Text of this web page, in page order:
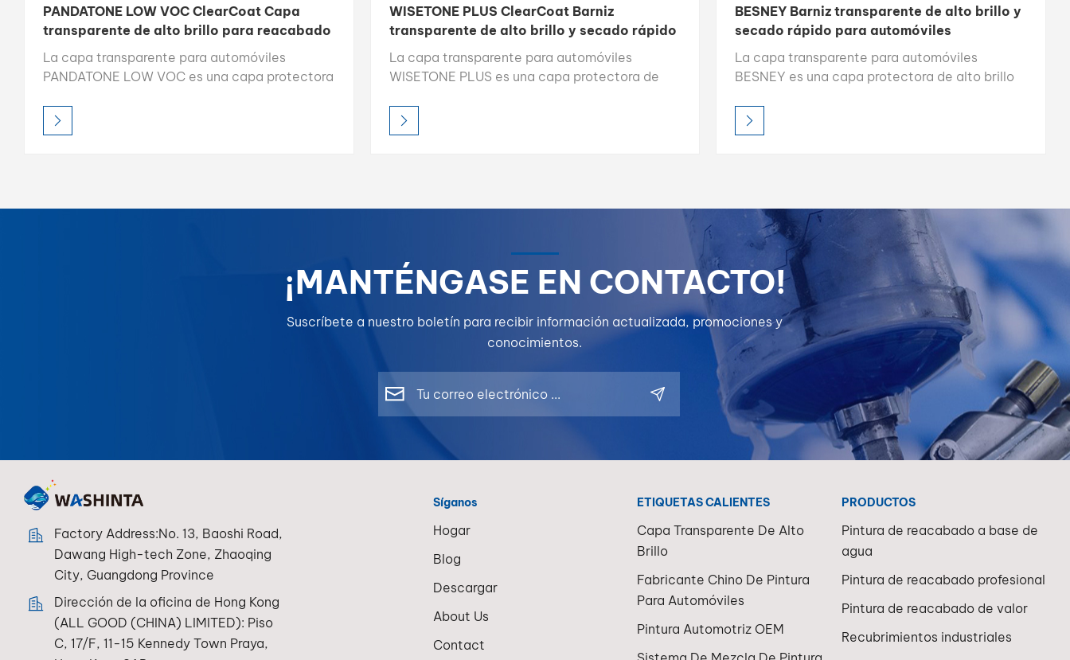
PANDATONE LOW VOC ClearCoat Capa
transparente de alto brillo para reacabado
de automóviles de secado rápido
La capa transparente para automóviles
PANDATONE LOW VOC es una capa protectora
automóvil contra daños al mismo tiempo que
mejora su brillo y se seca rápidamente para
WISETONE PLUS ClearCoat Barniz
transparente de alto brillo y secado rápido
para repintado de automóviles
La capa transparente para automóviles
WISETONE PLUS es una capa protectora de
contra daños al mismo tiempo que mejora su
brillo y se seca rápidamente para una fácil
BESNEY Barniz transparente de alto brillo y
secado rápido para automóviles
La capa transparente para automóviles
BESNEY es una capa protectora de alto brillo
daños al mismo tiempo que mejora su brillo y se
seca rápidamente para una fácil aplicación.
¡MANTÉNGASE EN CONTACTO!
Suscríbete a nuestro boletín para recibir información actualizada, promociones y
conocimientos.
Factory Address:No. 13, Baoshi Road,
Dawang High-tech Zone, Zhaoqing
City, Guangdong Province
Dirección de la oficina de Hong Kong
(ALL GOOD (CHINA) LIMITED): Piso
C, 17/F, 11-15 Kennedy Town Praya,
PRODUCTOS
Pintura de reacabado a base de
agua
Pintura de reacabado profesional
Pintura de reacabado de valor
Recubrimientos industriales
ETIQUETAS CALIENTES
Capa Transparente De Alto
Brillo
Fabricante Chino De Pintura
Para Automóviles
Pintura Automotriz OEM
Síganos
Hogar
Blog
Descargar
About Us
Contact